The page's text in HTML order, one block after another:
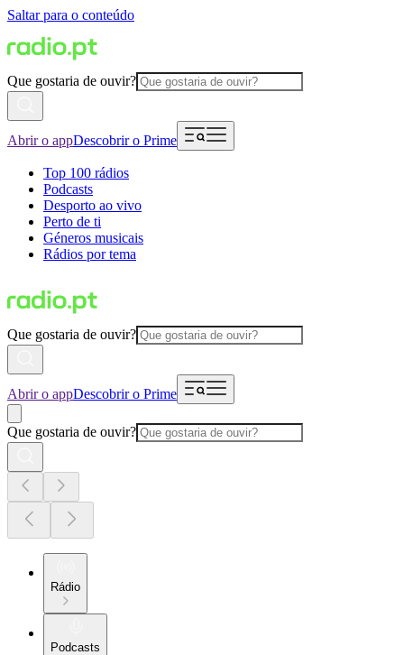
Saltar para o conteúdo
Que gostaria de ouvir?
Abrir o appDescobrir o Prime
Top 100 rádios
Podcasts
Desporto ao vivo
Perto de ti
Géneros musicais
Rádios por tema
Que gostaria de ouvir?
Abrir o appDescobrir o Prime
Que gostaria de ouvir?
Rádio
Podcasts